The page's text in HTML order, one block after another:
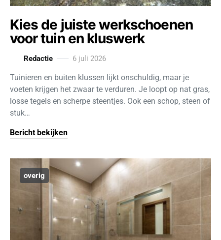
Kies de juiste werkschoenen
voor tuin en kluswerk
Redactie 6 juli 2026
Tuinieren en buiten klussen lijkt onschuldig, maar je
voeten krijgen het zwaar te verduren. Je loopt op nat gras,
losse tegels en scherpe steentjes. Ook een schop, steen of
stuk…
Bericht bekijken
overig